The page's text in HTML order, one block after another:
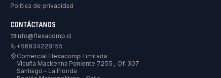
Política de privacidad
CONTÁCTANOS
info@flexacomp.cl
+56934228155
Comercial Flexacomp Limitada
Vicuña Mackenna Poniente 7255 , Of. 307
Santiago - La Florida